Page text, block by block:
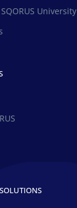
University